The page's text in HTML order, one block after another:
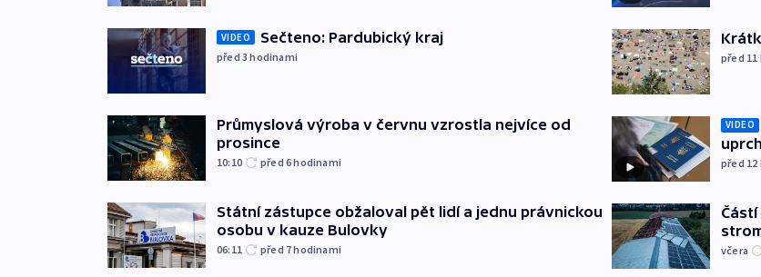
VIDEO Sečteno: Pardubický kraj
před 3hodinami
Průmyslová výroba v červnu vzrostla nejvíce od
prosince
10:10 před 6hodinami
Státní zástupce obžaloval pět lidí a jednu právnickou
osobu v kauze Bulovky
06:11 před 7hodinami
před 11
VIDEO
před 12
včera